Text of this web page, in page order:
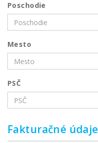
Poschodie
Mesto
PSČ
Fakturačné údaje